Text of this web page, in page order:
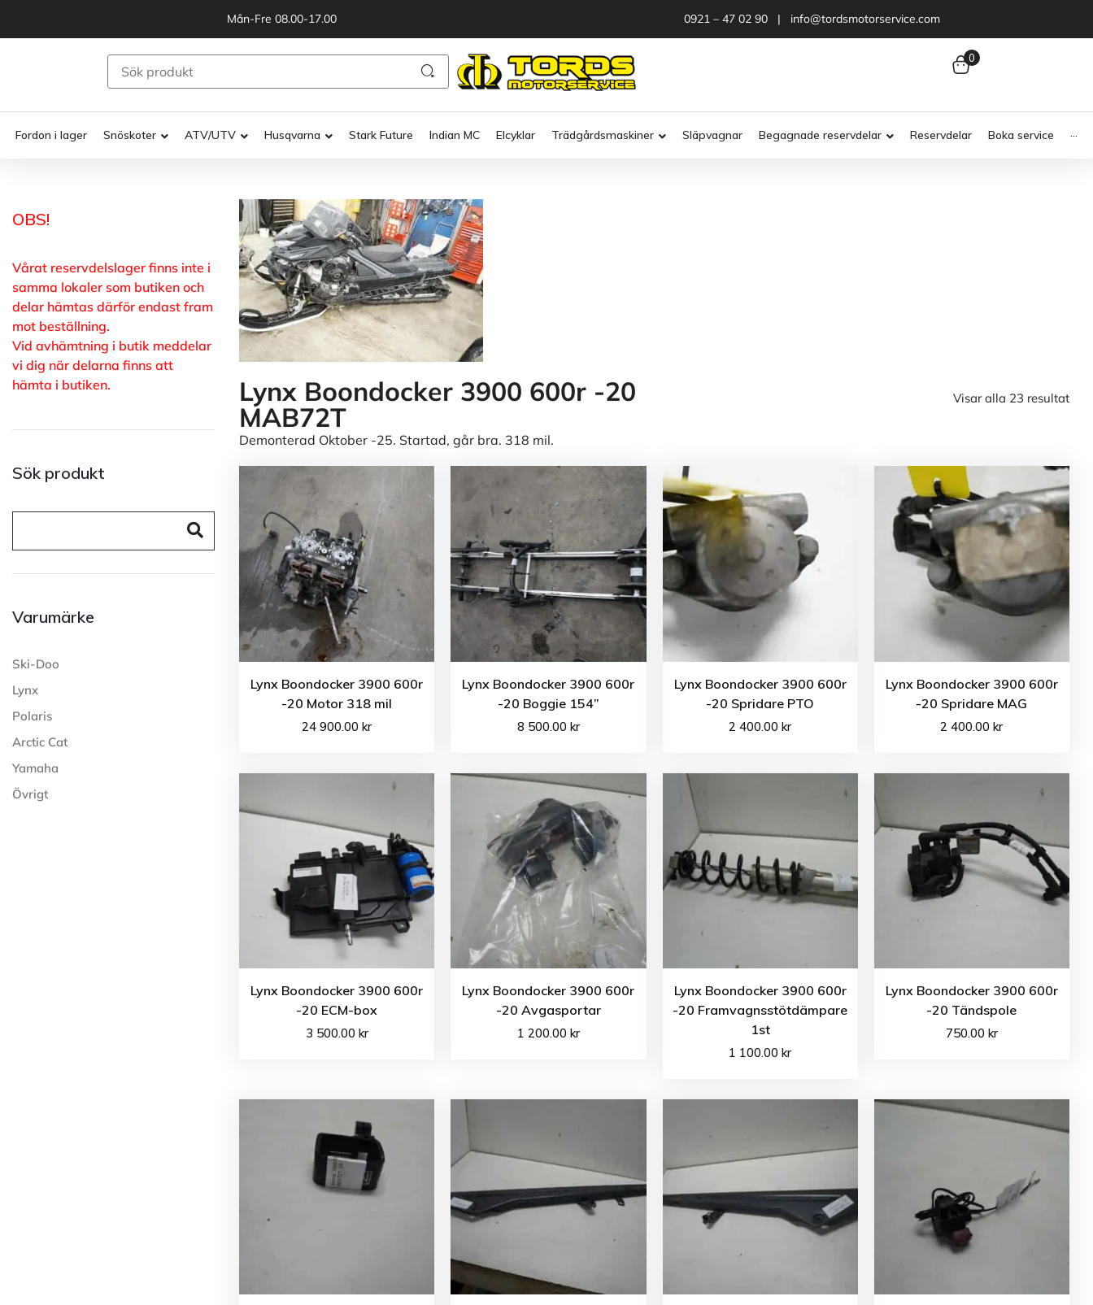
Mån-Fre 08.00-17.00 0921 – 47 02 90 | info@tordsmotorservice.com
0
Fordon i lager Snöskoter ATV/UTV Husqvarna Stark Future Indian MC Elcyklar Trädgårdsmaskiner Släpvagnar Begagnade reservdelar Reservdelar Boka service ···
OBS!
Vårat reservdelslager finns inte i
samma lokaler som butiken och
delar hämtas därför endast fram
mot beställning.
Vid avhämtning i butik meddelar
vi dig när delarna finns att
hämta i butiken.
Sök produkt
Varumärke
Ski-Doo
Lynx
Polaris
Arctic Cat
Yamaha
Övrigt
Lynx Boondocker 3900 600r -20
MAB72T
Visar alla 23 resultat
Demonterad Oktober -25. Startad, går bra. 318 mil.
Lynx Boondocker 3900 600r
-20 Motor 318 mil
24 900.00kr
Lynx Boondocker 3900 600r
-20 Boggie 154”
8 500.00 kr
Lynx Boondocker 3900 600r
-20 Spridare PTO
2 400.00kr
Lynx Boondocker 3900 600r
-20 Spridare MAG
2 400.00kr
Lynx Boondocker 3900 600r
-20 ECM-box
3 500.00 kr
Lynx Boondocker 3900 600r
-20 Avgasportar
1 200.00 kr
Lynx Boondocker 3900 600r
-20 Framvagnsstötdämpare
1st
1 100.00kr
Lynx Boondocker 3900 600r
-20 Tändspole
750.00 kr